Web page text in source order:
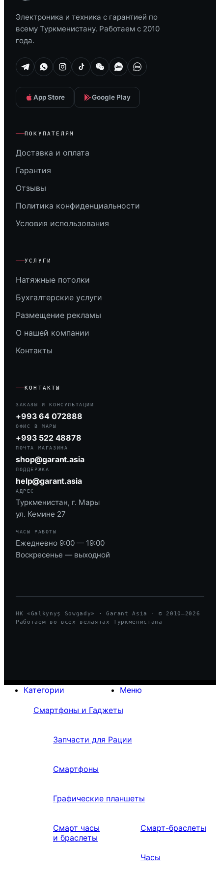
Электроника и техника с гарантией по
всему Туркменистану. Работаем с 2010
года.
App Store Google Play
ПОКУПАТЕЛЯМ
Доставка и оплата
Гарантия
Отзывы
Политика конфиденциальности
Условия использования
УСЛУГИ
Натяжные потолки
Бухгалтерские услуги
Размещение рекламы
О нашей компании
Контакты
КОНТАКТЫ
ЗАКАЗЫ И КОНСУЛЬТАЦИИ
+993 64 072888
ОФИС В МАРЫ
+993 522 48878
ПОЧТА МАГАЗИНА
shop@garant.asia
ПОДДЕРЖКА
help@garant.asia
АДРЕС
Туркменистан, г. Мары
ул. Кемине 27
ЧАСЫ РАБОТЫ
Ежедневно 9:00 — 19:00
Воскресенье — выходной
HK «Galkynyş Sowgady» · Garant Asia · © 2010—2026
Работаем во всех велаятах Туркменистана
Меню
Категории
Смартфоны и Гаджеты
Запчасти для Рации
Смартфоны
Графические планшеты
Смарт часы
и браслеты
Смарт-браслеты
Часы